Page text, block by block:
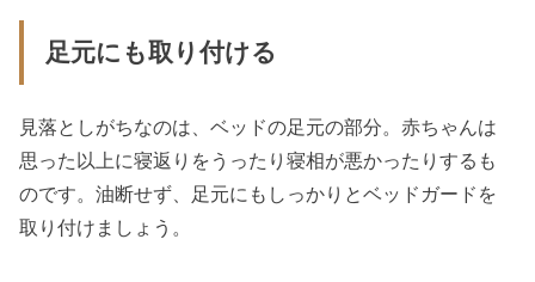
足元にも取り付ける
見落としがちなのは、ベッドの足元の部分。赤ちゃんは
思った以上に寝返りをうったり寝相が悪かったりするも
のです。油断せず、足元にもしっかりとベッドガードを
取り付けましょう。